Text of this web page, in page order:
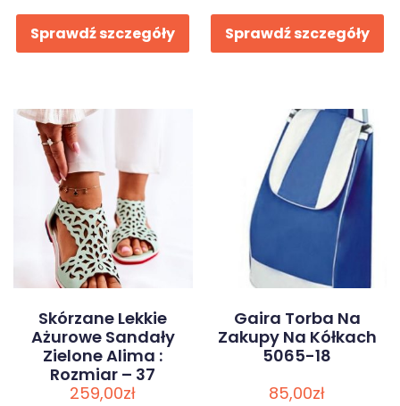
Sprawdź szczegóły Sprawdź szczegóły
Skórzane Lekkie
Ażurowe Sandały
Zielone Alima :
Rozmiar – 37
259,00zł
Gaira Torba Na
Zakupy Na Kółkach
5065-18
85,00zł